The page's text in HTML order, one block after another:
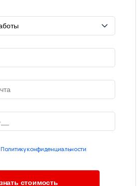
Политику конфиденциальности